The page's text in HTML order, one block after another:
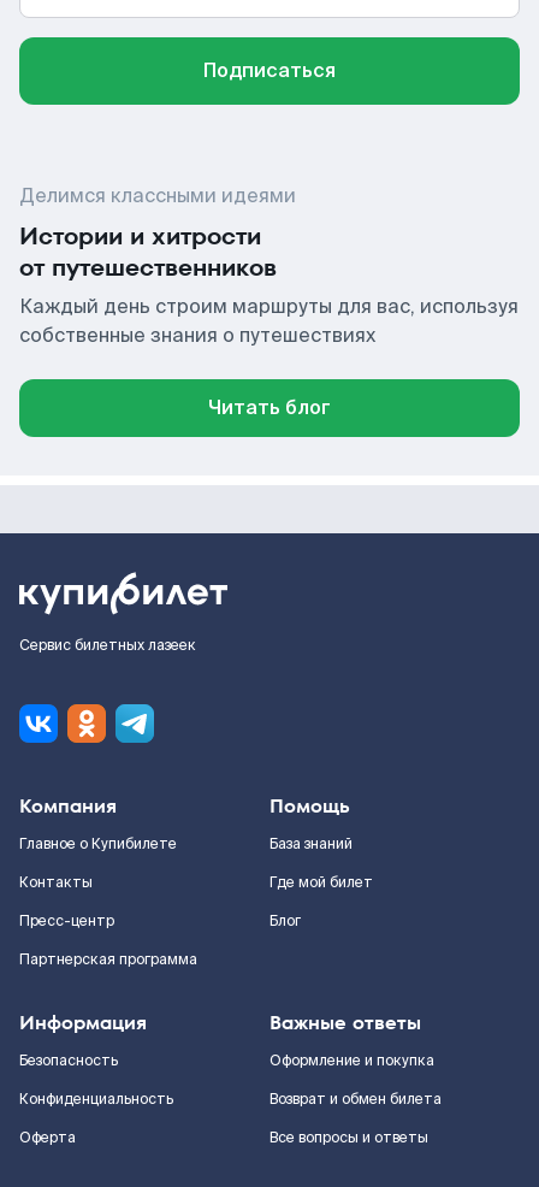
Подписаться
Делимся классными идеями
Истории и хитрости
от путешественников
Каждый день строим маршруты для вас, используя
собственные знания о путешествиях
Читать блог
Сервис билетных лазеек
Компания
Главное о Купибилете
Контакты
Пресс-центр
Партнерская программа
Помощь
База знаний
Где мой билет
Блог
Информация
Безопасность
Конфиденциальность
Оферта
Важные ответы
Оформление и покупка
Возврат и обмен билета
Все вопросы и ответы